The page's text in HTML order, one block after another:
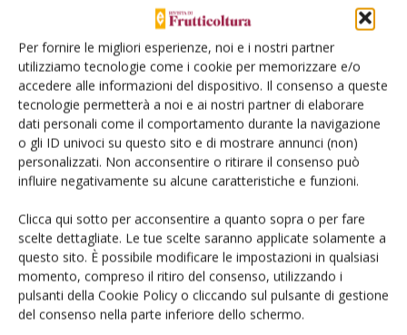
Per fornire le migliori esperienze, noi e i nostri partner
utilizziamo tecnologie come i cookie per memorizzare e/o
accedere alle informazioni del dispositivo. Il consenso a queste
tecnologie permetterà a noi e ai nostri partner di elaborare
dati personali come il comportamento durante la navigazione
o gli ID univoci su questo sito e di mostrare annunci (non)
personalizzati. Non acconsentire o ritirare il consenso può
influire negativamente su alcune caratteristiche e funzioni.
Clicca qui sotto per acconsentire a quanto sopra o per fare
scelte dettagliate. Le tue scelte saranno applicate solamente a
questo sito. È possibile modificare le impostazioni in qualsiasi
momento, compreso il ritiro del consenso, utilizzando i
pulsanti della Cookie Policy o cliccando sul pulsante di gestione
del consenso nella parte inferiore dello schermo.
VIVAISMO FRUTTICOLO 3 Giugno 2024
Certificazione volontaria:
promozione o freno per il
vivaismo frutticolo?
valorizzare i prodotti vivaistici, sembrano mal conciliarsi tra loro.
Per questo motivo sono necessari interventi legislativi che
includano e velocizzino i programmi di valutazione, al fine di
garantire qualità e sicurezza attraverso la privativa varietale.
Di Redazione Frutticoltura